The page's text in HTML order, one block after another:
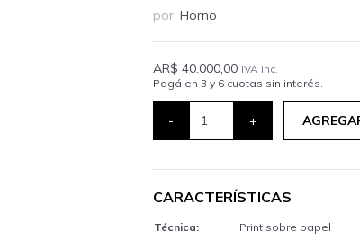
por: Horno
AR$ 40.000,00 IVA inc.
Pagá en 3 y 6 cuotas sin interés.
- +
CARACTERÍSTICAS
Técnica:
Print sobre papel